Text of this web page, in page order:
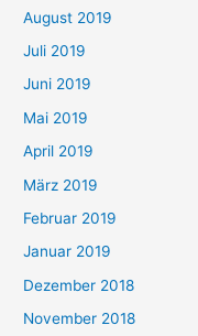
August 2019
Juli 2019
Juni 2019
Mai 2019
April 2019
März 2019
Februar 2019
Januar 2019
Dezember 2018
November 2018